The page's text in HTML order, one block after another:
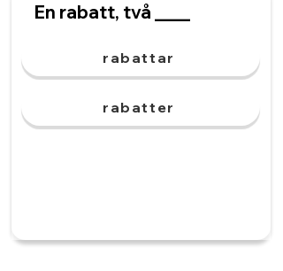
En rabatt, två ____
rabattar
rabatter